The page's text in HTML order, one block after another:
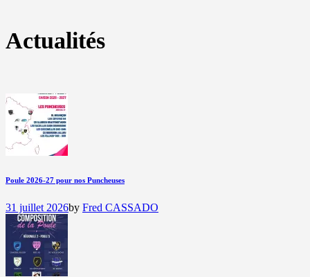
Actualités
Poule 2026-27 pour nos Puncheuses
31 juillet 2026by Fred CASSADO